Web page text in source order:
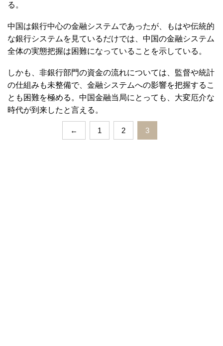
る。
中国は銀行中心の金融システムであったが、もはや伝統的
な銀行システムを見ているだけでは、中国の金融システム
全体の実態把握は困難になっていることを示している。
しかも、非銀行部門の資金の流れについては、監督や統計
の仕組みも未整備で、金融システムへの影響を把握するこ
とも困難を極める。中国金融当局にとっても、大変厄介な
時代が到来したと言える。
← 1 2 3